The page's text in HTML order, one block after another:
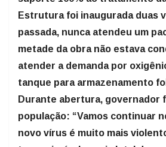
Estrutura foi inaugurada duas
passada, nunca atendeu um
metade da obra não estava
atender a demanda por
tanque para armazenamento
Durante abertura, governador
população: “Vamos continuar
novo vírus é muito mais